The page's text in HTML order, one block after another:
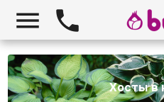
 
Хосты в